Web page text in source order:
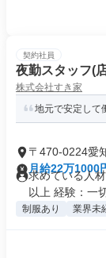
契約社員
夜勤スタッフ(
株式会社すき家
地元で安定して
〒470-0224愛
月給22万1000
求めている人
以上 経験：一
制服あり 業界未